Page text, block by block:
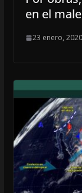
en el
23 enero, 2020